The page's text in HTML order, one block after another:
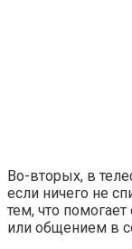
Во-вторых, в
если ничего не
тем, что
или общением в